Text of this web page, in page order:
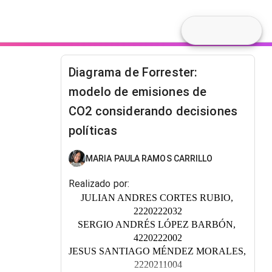
Diagrama de Forrester:
modelo de emisiones de
CO2 considerando decisiones
políticas
MARIA PAULA RAMOS CARRILLO
Realizado por:
JULIAN ANDRES CORTES RUBIO,
2220222032
SERGIO ANDRÉS LÓPEZ BARBÓN,
4220222002
JESUS SANTIAGO MÉNDEZ MORALES,
2220211004